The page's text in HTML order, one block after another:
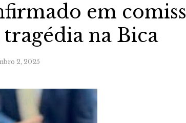
em
na Bica
2, 2025